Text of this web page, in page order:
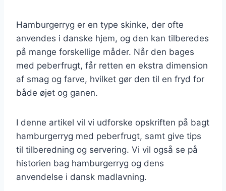
Hamburgerryg er en type skinke, der ofte
anvendes i danske hjem, og den kan tilberedes
på mange forskellige måder. Når den bages
med peberfrugt, får retten en ekstra dimension
af smag og farve, hvilket gør den til en fryd for
både øjet og ganen.
I denne artikel vil vi udforske opskriften på bagt
hamburgerryg med peberfrugt, samt give tips
til tilberedning og servering. Vi vil også se på
historien bag hamburgerryg og dens
anvendelse i dansk madlavning.